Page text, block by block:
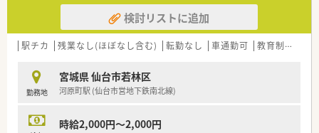
【想定されるキャリアイメージ】
■多様な診療科目の処方箋を取り扱うため、薬剤師としての幅広
い専門知識を着実に習得できます。
なるスキルアップを目指せます。
■経験を重ねることで店舗の中心的な存在となり、後輩の指導や
管理業務への挑戦も可能です。
検討リストに追加
駅チカ 残業なし(ほぼなし含む) 転勤なし 車通勤可 教育制度あり
勤務地
宮城県 仙台市若林区
河原町駅 (仙台市営地下鉄南北線)
時給2,000円～2,000円